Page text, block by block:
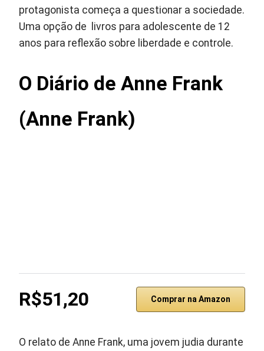
protagonista começa a questionar a sociedade.
Uma opção de livros para adolescente de 12
anos para reflexão sobre liberdade e controle.
O Diário de Anne Frank
(Anne Frank)
R$51,20 Comprar na Amazon
O relato de Anne Frank, uma jovem judia durante